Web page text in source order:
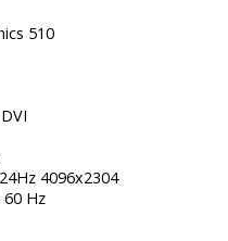
510
4096x2304
60 Hz